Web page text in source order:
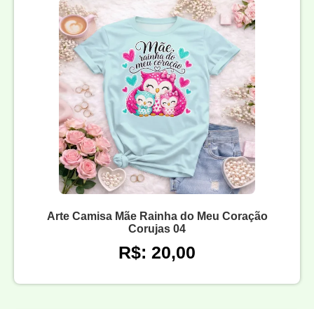
Arte Camisa Mãe Rainha do Meu Coração
Corujas 04
R$: 20,00